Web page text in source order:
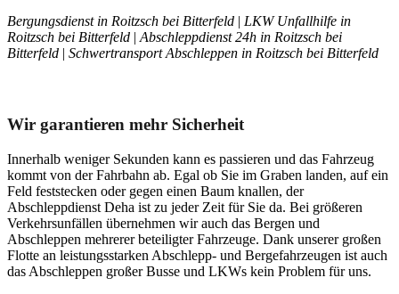
Bergungsdienst in Roitzsch bei Bitterfeld | LKW Unfallhilfe in
Roitzsch bei Bitterfeld | Abschleppdienst 24h in Roitzsch bei
Bitterfeld | Schwertransport Abschleppen in Roitzsch bei Bitterfeld
Wir garantieren mehr Sicherheit
Innerhalb weniger Sekunden kann es passieren und das Fahrzeug
kommt von der Fahrbahn ab. Egal ob Sie im Graben landen, auf ein
Feld feststecken oder gegen einen Baum knallen, der
Abschleppdienst Deha ist zu jeder Zeit für Sie da. Bei größeren
Verkehrsunfällen übernehmen wir auch das Bergen und
Abschleppen mehrerer beteiligter Fahrzeuge. Dank unserer großen
Flotte an leistungsstarken Abschlepp- und Bergefahrzeugen ist auch
das Abschleppen großer Busse und LKWs kein Problem für uns.